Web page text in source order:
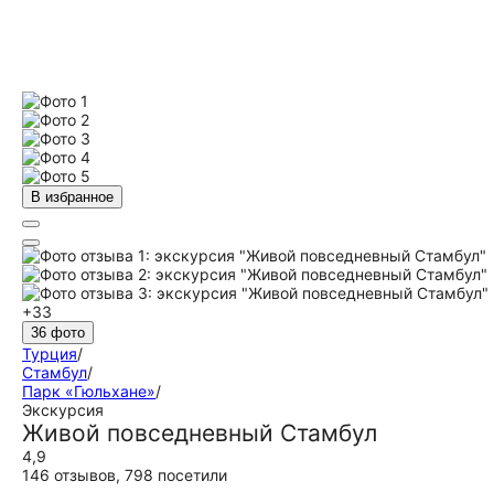
В избранное
+33
36 фото
Турция/
Стамбул/
Парк «Гюльхане»/
Экскурсия
Живой повседневный Стамбул
4,9
146 отзывов, 798 посетили